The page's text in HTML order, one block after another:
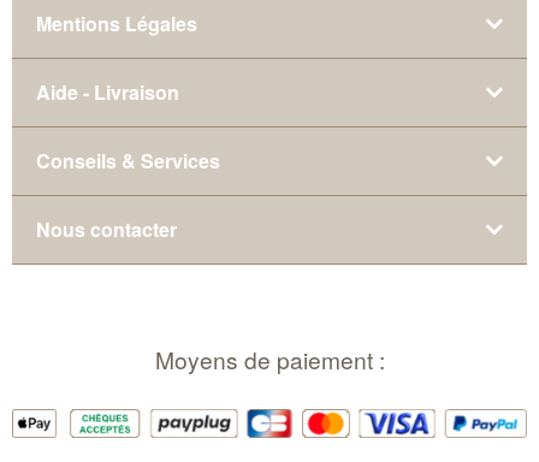
Mentions Légales
Aide - Livraison
Conseils & Services
Nous contacter
Moyens de paiement :